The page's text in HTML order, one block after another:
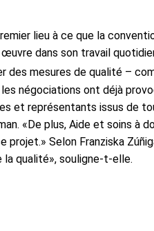
lieu à ce que la
dans son travail
des mesures de qualité –
négociations ont déjà
et représentants issus de
«De plus, Aide et soins à
projet.» Selon Franziska
qualité», souligne-t-elle.